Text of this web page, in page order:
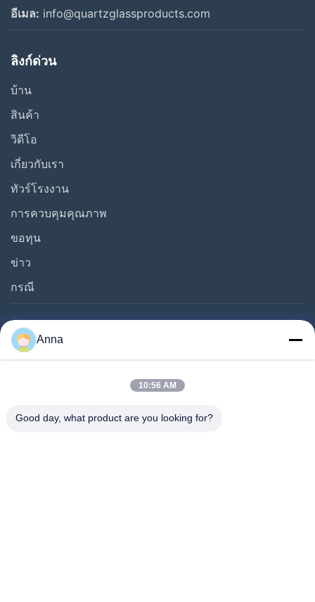
หลอดแก้วควอตซ์
ก้านแก้วควอตซ์
โต๊ะร้องเพลง
วิดีโออื่นๆ
อีเมล: info@quartzglassproducts.com
ลิงก์ด่วน
บ้าน
สินค้า
วิดีโอ
เกี่ยวกับเรา
ทัวร์โรงงาน
การควบคุมคุณภาพ
ขอทุน
ข่าว
กรณี
Follow Us
Anna
10:56 AM
Good day, what product are you looking for?